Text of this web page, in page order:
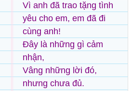
Vì anh đã trao tặng tình
yêu cho em, em đã đi
cùng anh!
Đây là những gì cảm
nhận,
Vâng những lời đó,
nhưng chưa đủ.